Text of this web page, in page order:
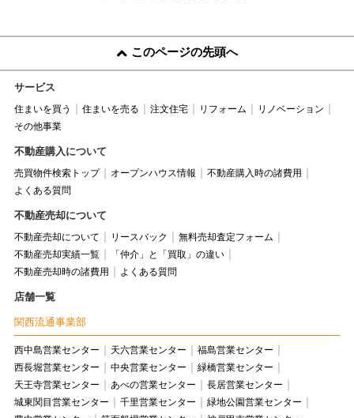
このページの先頭へ
サービス
住まいを買う 住まいを売る 注文住宅 リフォーム
リノベーション
その他事業
不動産購入について
売買物件検索トップ オープンハウス情報
不動産購入時の諸費用
よくある質問
不動産売却について
不動産売却について リースバック
無料売却査定フォーム
不動産売却実績一覧
「仲介」と「買取」の違い
不動産売却時の諸費用
よくある質問
店舗一覧
関西流通事業部
西中島営業センター 天六営業センター
福島営業センター
西長堀営業センター
中央営業センター
緑橋営業センター
天王寺営業センター
あべの営業センター
長居営業センター
城東関目営業センター
千里営業センター
緑地公園営業センター